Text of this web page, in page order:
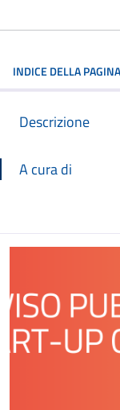
INDICE DELLA PAGINA
Descrizione
A cura di